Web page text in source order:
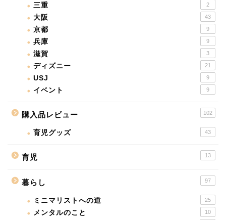
三重 2
大阪 43
京都 9
兵庫 9
滋賀 3
ディズニー 21
USJ 9
イベント 9
購入品レビュー 102
育児グッズ 43
育児 13
暮らし 97
ミニマリストへの道 25
メンタルのこと 10